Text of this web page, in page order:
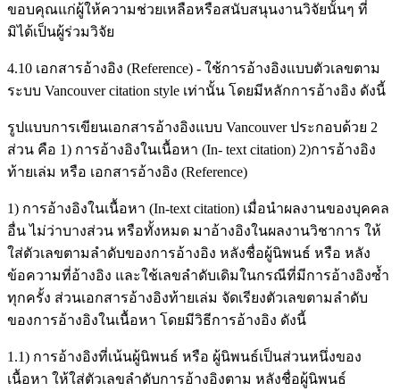
ขอบคุณแก่ผู้ให้ความช่วยเหลือหรือสนับสนุนงานวิจัยนั้นๆ ที่
มิได้เป็นผู้ร่วมวิจัย
4.10 เอกสารอ้างอิง (Reference) - ใช้การอ้างอิงแบบตัวเลขตาม
ระบบ Vancouver citation style เท่านั้น โดยมีหลักการอ้างอิง ดังนี้
รูปแบบการเขียนเอกสารอ้างอิงแบบ Vancouver ประกอบด้วย 2
ส่วน คือ 1) การอ้างอิงในเนื้อหา (In- text citation) 2)การอ้างอิง
ท้ายเล่ม หรือ เอกสารอ้างอิง (Reference)
1) การอ้างอิงในเนื้อหา (In-text citation) เมื่อนำผลงานของบุคคล
อื่น ไม่ว่าบางส่วน หรือทั้งหมด มาอ้างอิงในผลงานวิชาการ ให้
ใส่ตัวเลขตามลำดับของการอ้างอิง หลังชื่อผู้นิพนธ์ หรือ หลัง
ข้อความที่อ้างอิง และใช้เลขลำดับเดิมในกรณีที่มีการอ้างอิงซ้ำ
ทุกครั้ง ส่วนเอกสารอ้างอิงท้ายเล่ม จัดเรียงตัวเลขตามลำดับ
ของการอ้างอิงในเนื้อหา โดยมีวิธีการอ้างอิง ดังนี้
1.1) การอ้างอิงที่เน้นผู้นิพนธ์ หรือ ผู้นิพนธ์เป็นส่วนหนึ่งของ
เนื้อหา ให้ใส่ตัวเลขลำดับการอ้างอิงตาม หลังชื่อผู้นิพนธ์